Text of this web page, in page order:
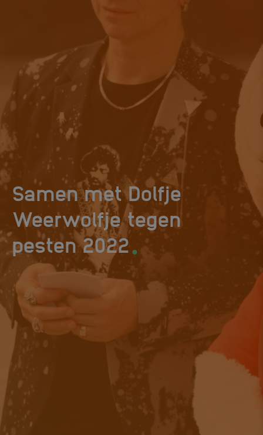
Samen met Dolfje
Weerwolfje tegen
pesten 2022.